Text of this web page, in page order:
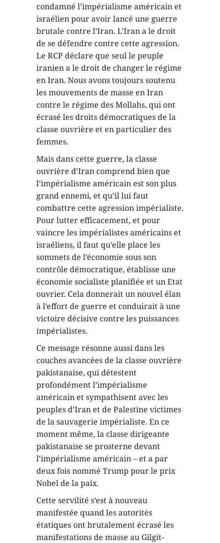
condamné l’impérialisme américain et
israélien pour avoir lancé une guerre
brutale contre l’Iran. L’Iran a le droit
de se défendre contre cette agression.
Le RCP déclare que seul le peuple
iranien a le droit de changer le régime
en Iran. Nous avons toujours soutenu
les mouvements de masse en Iran
contre le régime des Mollahs, qui ont
écrasé les droits démocratiques de la
classe ouvrière et en particulier des
femmes.
Mais dans cette guerre, la classe
ouvrière d’Iran comprend bien que
l’impérialisme américain est son plus
grand ennemi, et qu’il lui faut
combattre cette agression impérialiste.
Pour lutter efficacement, et pour
vaincre les impérialistes américains et
israéliens, il faut qu’elle place les
sommets de l’économie sous son
contrôle démocratique, établisse une
économie socialiste planifiée et un Etat
ouvrier. Cela donnerait un nouvel élan
à l’effort de guerre et conduirait à une
victoire décisive contre les puissances
impérialistes.
Ce message résonne aussi dans les
couches avancées de la classe ouvrière
pakistanaise, qui détestent
profondément l’impérialisme
américain et sympathisent avec les
peuples d’Iran et de Palestine victimes
de la sauvagerie impérialiste. En ce
moment même, la classe dirigeante
pakistanaise se prosterne devant
l’impérialisme américain – et a par
deux fois nommé Trump pour le prix
Nobel de la paix.
Cette servilité s’est à nouveau
manifestée quand les autorités
étatiques ont brutalement écrasé les
manifestations de masse au Gilgit-